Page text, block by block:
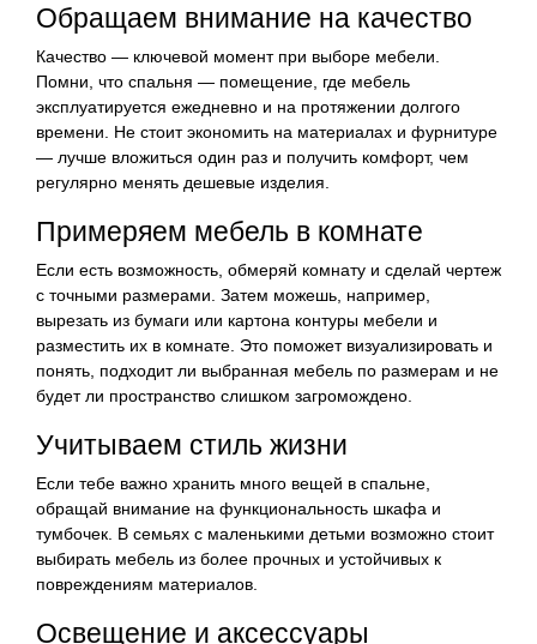
Обращаем внимание на качество
Качество — ключевой момент при выборе мебели.
Помни, что спальня — помещение, где мебель
эксплуатируется ежедневно и на протяжении долгого
времени. Не стоит экономить на материалах и фурнитуре
— лучше вложиться один раз и получить комфорт, чем
регулярно менять дешевые изделия.
Примеряем мебель в комнате
Если есть возможность, обмеряй комнату и сделай чертеж
с точными размерами. Затем можешь, например,
вырезать из бумаги или картона контуры мебели и
разместить их в комнате. Это поможет визуализировать и
понять, подходит ли выбранная мебель по размерам и не
будет ли пространство слишком загромождено.
Учитываем стиль жизни
Если тебе важно хранить много вещей в спальне,
обращай внимание на функциональность шкафа и
тумбочек. В семьях с маленькими детьми возможно стоит
выбирать мебель из более прочных и устойчивых к
повреждениям материалов.
Освещение и аксессуары